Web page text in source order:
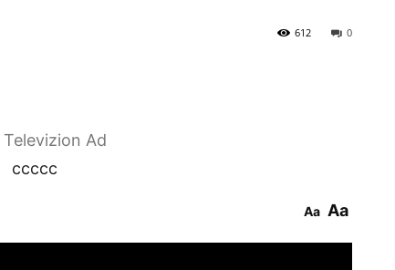
0
612
Ad
ccccc
Aa Aa